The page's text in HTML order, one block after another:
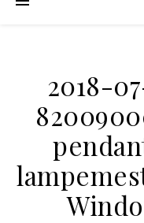
2018-